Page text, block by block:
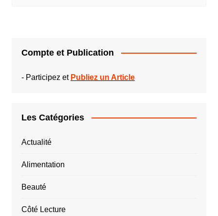
Compte et Publication
- Participez et Publiez un Article
Les Catégories
Actualité
Alimentation
Beauté
Côté Lecture